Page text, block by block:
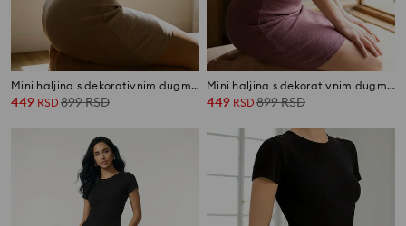
Mini haljina s dekorativnim dugmadima
449 RSD 899RSD
Mini haljina s dekorativnim dugmadima
449 RSD 899RSD